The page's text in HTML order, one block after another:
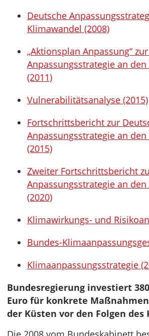
Deutsche
Klimawandel (2008)
„Aktionsplan Anpassung“
Anpassungsstrategie an
(2011)
Vulnerabilitätsanalyse (2015)
Fortschrittsbericht zur
Anpassungsstrategie an
(2015)
Zweiter Fortschrittsbericht
Anpassungsstrategie an
(2020)
Klimawirkungs- und
Bundes-
Klimaanpassungsstrategie
Bundesregierung investiert
Euro für konkrete
der Küsten vor den Folgen des